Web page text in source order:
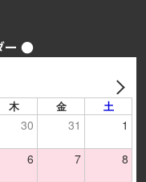
ー ●
木 金 土
30 31 1
6 7 8